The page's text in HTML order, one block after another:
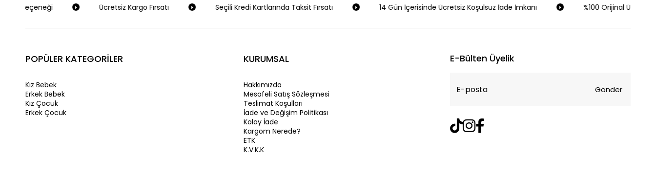
Seçeneği Ücretsiz Kargo Fırsatı Seçili Kredi Kartlarında Taksit Fırsatı 14 Gün İçerisinde Ücretsiz Koşulsuz İade İmkanı %100 Orijinal Ürün
POPÜLER KATEGORİLER
Kız Bebek
Erkek Bebek
Kız Çocuk
Erkek Çocuk
KURUMSAL
Hakkımızda
Mesafeli Satış Sözleşmesi
Teslimat Koşulları
İade ve Değişim Politikası
Kolay İade
Kargom Nerede?
ETK
K.V.K.K
E-Bülten Üyelik
Gönder